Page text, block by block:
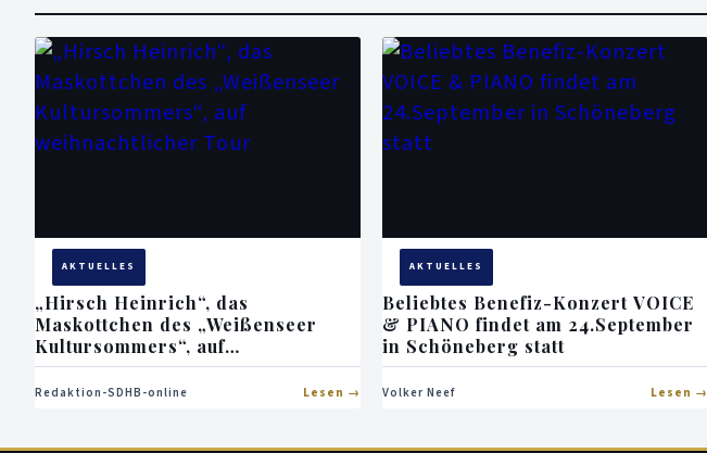
AKTUELLES
„Hirsch Heinrich“, das
Maskottchen des „Weißenseer
Kultursommers“, auf
weihnachtlicher Tour
Redaktion-SDHB-online Lesen
AKTUELLES
Beliebtes Benefiz-Konzert VOICE
& PIANO findet am 24.September
in Schöneberg statt
Volker Neef Lesen